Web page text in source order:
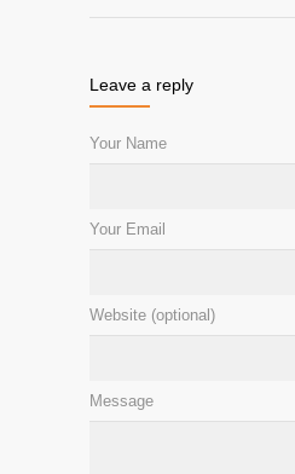
Leave a reply
Your Name
Your Email
Website (optional)
Message